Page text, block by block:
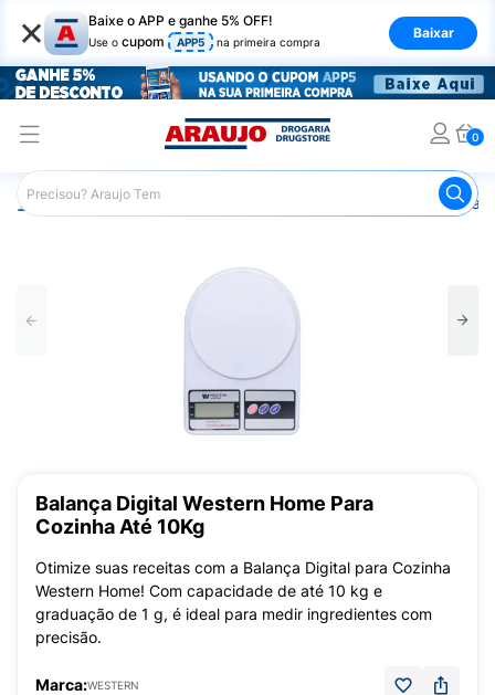
× Baixe o APP e ganhe 5% OFF!
Use o cupom APP5 na primeira compra
Baixar
0
Araujo Mercado
Balança Digital Western Home Para
Cozinha Até 10Kg
Otimize suas receitas com a Balança Digital para Cozinha
Western Home! Com capacidade de até 10 kg e
graduação de 1 g, é ideal para medir ingredientes com
precisão.
Marca:WESTERN